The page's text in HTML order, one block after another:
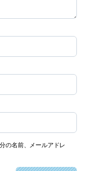
の名前、メールアドレ